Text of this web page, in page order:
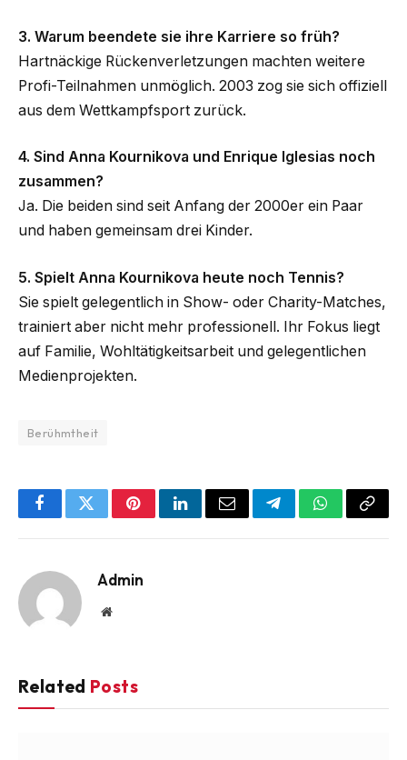
3. Warum beendete sie ihre Karriere so früh?
Hartnäckige Rückenverletzungen machten weitere
Profi-Teilnahmen unmöglich. 2003 zog sie sich offiziell
aus dem Wettkampfsport zurück.
4. Sind Anna Kournikova und Enrique Iglesias noch
zusammen?
Ja. Die beiden sind seit Anfang der 2000er ein Paar
und haben gemeinsam drei Kinder.
5. Spielt Anna Kournikova heute noch Tennis?
Sie spielt gelegentlich in Show- oder Charity-Matches,
trainiert aber nicht mehr professionell. Ihr Fokus liegt
auf Familie, Wohltätigkeitsarbeit und gelegentlichen
Medienprojekten.
Berühmtheit
FacebookTwitterPinterestLinkedInEmail TelegramWhatsApp
Copy
Admin
Website
Related Posts